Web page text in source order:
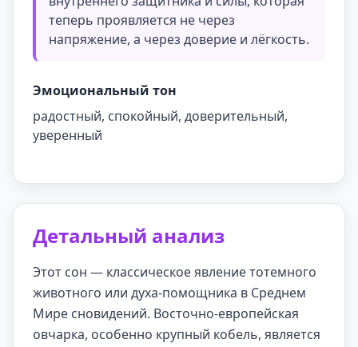
теперь проявляется не через
напряжение, а через доверие и лёгкость.
Эмоциональный тон
радостный, спокойный, доверительный,
уверенный
Детальный анализ
Этот сон — классическое явление тотемного
животного или духа-помощника в Среднем
Мире сновидений. Восточно-европейская
овчарка, особенно крупный кобель, является